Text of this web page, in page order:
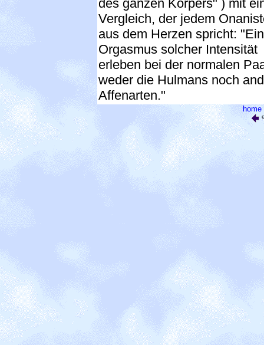
des ganzen Körpers" ) mit
Vergleich, der jedem
aus dem Herzen spricht:
Orgasmus solcher Intensität
erleben bei der normalen
weder die Hulmans noch
Affenarten."
home